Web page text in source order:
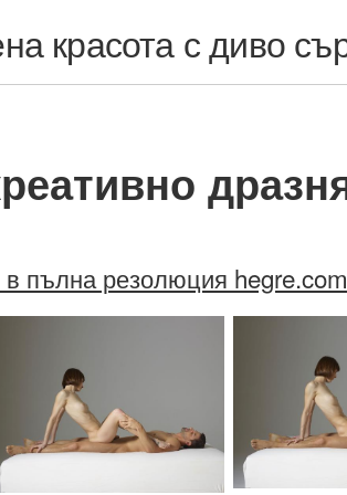
красота с диво
пълна резолюция hegre.com